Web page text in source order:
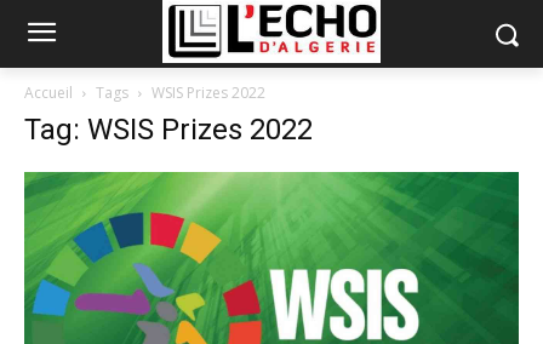
Accueil Tags WSIS Prizes 2022
Tag: WSIS Prizes 2022